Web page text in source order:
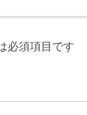
必須項目です